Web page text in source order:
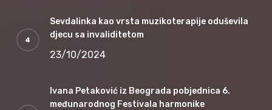
Sevdalinka kao vrsta muzikoterapije oduševila
djecu sa invaliditetom
23/10/2024
Ivana Petaković iz Beograda pobjednica 6.
međunarodnog Festivala harmonike